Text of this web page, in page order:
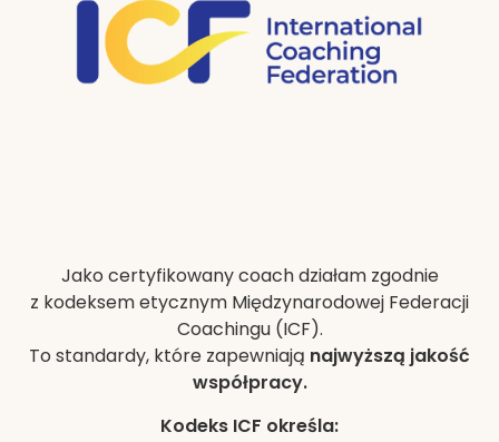
Jako certyfikowany coach działam zgodnie
z kodeksem etycznym Międzynarodowej Federacji
Coachingu (ICF).
To standardy, które zapewniają najwyższą jakość
współpracy.
Kodeks ICF określa: